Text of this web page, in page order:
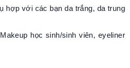
hợp với các bạn da trắng, da trung
học sinh/sinh viên, eyeliner